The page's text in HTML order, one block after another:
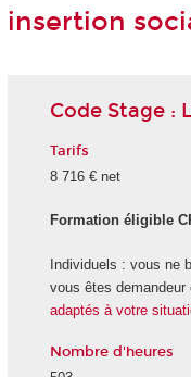
insertion
Code Stage :
Tarifs
8 716 € net
Formation éligible
Individuels : vous ne
vous êtes demandeur
adaptés à votre
Nombre d'heures